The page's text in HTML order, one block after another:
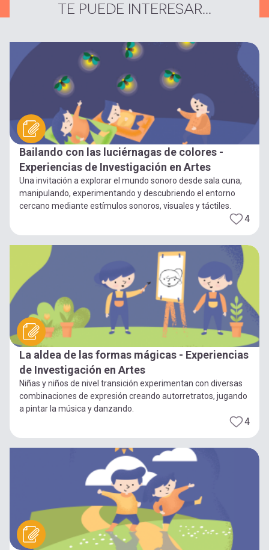
TE PUEDE INTERESAR...
Bailando con las luciérnagas de colores -
Experiencias de Investigación en Artes
Una invitación a explorar el mundo sonoro desde sala cuna,
manipulando, experimentando y descubriendo el entorno
cercano mediante estímulos sonoros, visuales y táctiles.
4
La aldea de las formas mágicas - Experiencias
de Investigación en Artes
Niñas y niños de nivel transición experimentan con diversas
combinaciones de expresión creando autorretratos, jugando
a pintar la música y danzando.
4